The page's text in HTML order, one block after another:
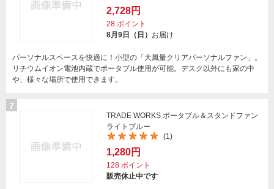
2,728円
28 ポイント
8月9日（日） お届け
パーソナルスペースを快適に！小型の「大風量クリアパーソナルファン」。
リチウムイオン電池内蔵でポータブル使用が可能。デスク以外にも家の中
や、様々な場所で使用できます。
7
TRADE WORKS ポータブル＆スタンドファン
ライトブルー
(1)
1,280円
128 ポイント
販売休止中です